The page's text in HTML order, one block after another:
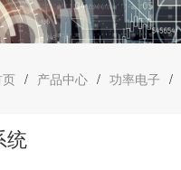
/ 产品中心 / 功率电子 /
统